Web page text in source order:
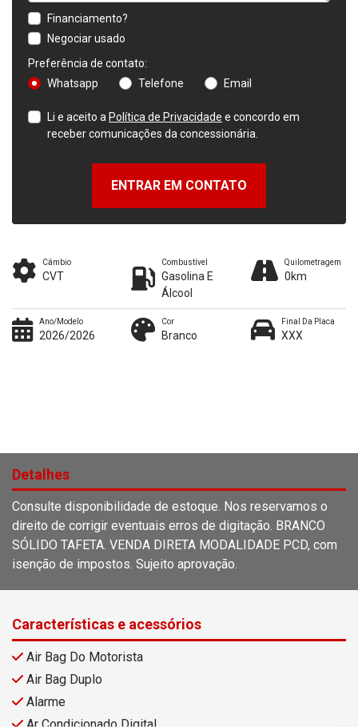
Financiamento?
Negociar usado
Preferência de contato:
Whatsapp
Telefone Email
Li e aceito a Política de Privacidade e concordo em
receber comunicações da concessionária.
ENTRAR EM CONTATO
Câmbio
CVT
Combustível
Gasolina E
Álcool
Quilometragem
0km
Ano/Modelo
2026/2026
Cor
Branco
Final Da Placa
XXX
Detalhes
Consulte disponibilidade de estoque. Nos reservamos o
direito de corrigir eventuais erros de digitação. BRANCO
SÓLIDO TAFETA. VENDA DIRETA MODALIDADE PCD, com
isenção de impostos. Sujeito aprovação.
Características e acessórios
Air Bag Do Motorista
Air Bag Duplo
Alarme